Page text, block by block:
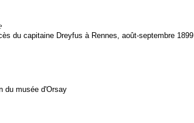
du capitaine Dreyfus à Rennes, août-septembre 1899
du musée d'Orsay